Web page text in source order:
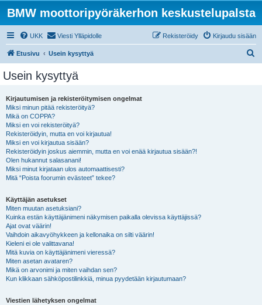
BMW moottoripyöräkerhon keskustelupalsta
UKK Viesti Ylläpidolle Kirjaudu sisään
Rekisteröidy
Etusivu Usein kysyttyä
Usein kysyttyä
Kirjautumisen ja rekisteröitymisen ongelmat
Miksi minun pitää rekisteröityä?
Mikä on COPPA?
Miksi en voi rekisteröityä?
Rekisteröidyin, mutta en voi kirjautua!
Miksi en voi kirjautua sisään?
Rekisteröidyin joskus aiemmin, mutta en voi enää kirjautua sisään?!
Olen hukannut salasanani!
Miksi minut kirjataan ulos automaattisesti?
Mitä “Poista foorumin evästeet” tekee?
Käyttäjän asetukset
Miten muutan asetuksiani?
Kuinka estän käyttäjänimeni näkymisen paikalla olevissa käyttäjissä?
Ajat ovat väärin!
Vaihdoin aikavyöhykkeen ja kellonaika on silti väärin!
Kieleni ei ole valittavana!
Mitä kuvia on käyttäjänimeni vieressä?
Miten asetan avataren?
Mikä on arvonimi ja miten vaihdan sen?
Kun klikkaan sähköpostilinkkiä, minua pyydetään kirjautumaan?
Viestien lähetyksen ongelmat